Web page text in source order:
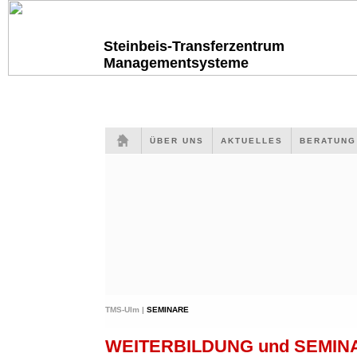
Steinbeis-Transferzentrum
Managementsysteme
ÜBER UNS AKTUELLES
TMS-Ulm | SEMINARE
WEITERBILDUNG und